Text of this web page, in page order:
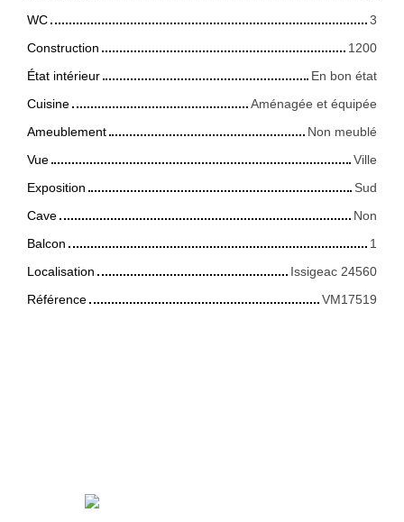
WC
3
Construction
1200
État intérieur
En bon état
Cuisine
Aménagée et équipée
Ameublement
Non meublé
Vue
Ville
Exposition
Sud
Cave
Non
Balcon
1
Localisation
Issigeac 24560
Référence
VM17519